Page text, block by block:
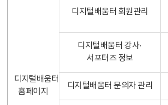
디지털배움터
홈페이지
디지털배움터 회원관리
디지털배움터 강사·
서포터즈 정보
디지털배움터 문의자 관리